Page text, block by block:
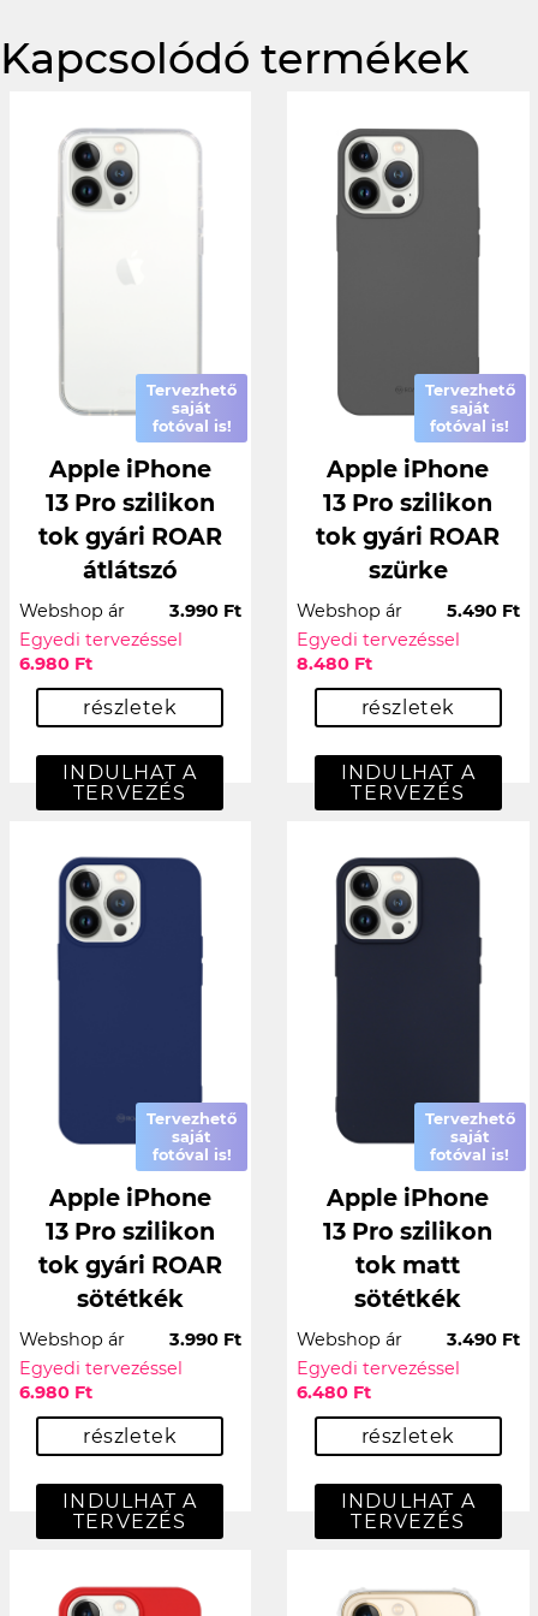
Kapcsolódó termékek
Tervezhető
saját
fotóval is!
Apple iPhone
13 Pro szilikon
tok gyári ROAR
átlátszó
Webshop ár
3.990 Ft
Egyedi tervezéssel
6.980 Ft
részletek
INDULHAT A
TERVEZÉS
Tervezhető
saját
fotóval is!
Apple iPhone
13 Pro szilikon
tok gyári ROAR
szürke
Webshop ár
5.490 Ft
Egyedi tervezéssel
8.480 Ft
részletek
INDULHAT A
TERVEZÉS
Tervezhető
saját
fotóval is!
Apple iPhone
13 Pro szilikon
tok gyári ROAR
sötétkék
Webshop ár
3.990 Ft
Egyedi tervezéssel
6.980 Ft
részletek
INDULHAT A
TERVEZÉS
Tervezhető
saját
fotóval is!
Apple iPhone
13 Pro szilikon
tok matt
sötétkék
Webshop ár
3.490 Ft
Egyedi tervezéssel
6.480 Ft
részletek
INDULHAT A
TERVEZÉS